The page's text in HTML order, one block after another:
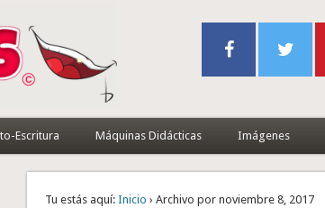
Escritura Máquinas Didácticas Imágenes
Tu estás aquí: Inicio › Archivo por noviembre 8, 2017